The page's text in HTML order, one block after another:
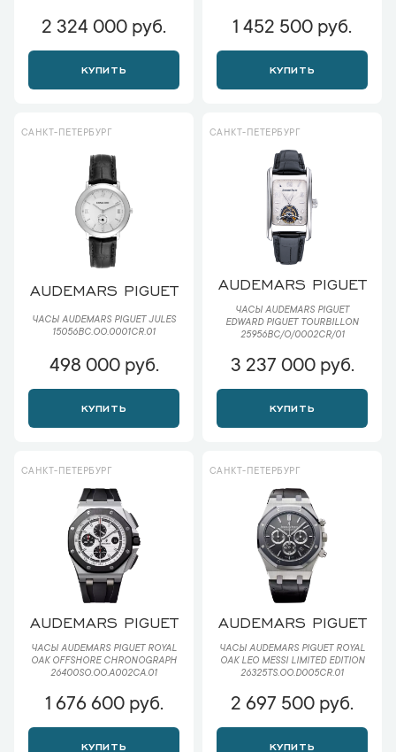
2 324 000 руб.
КУПИТЬ
1 452 500 руб.
КУПИТЬ
САНКТ-ПЕТЕРБУРГ
AUDEMARS PIGUET
ЧАСЫ AUDEMARS PIGUET JULES
15056BC.OO.0001CR.01
498 000 руб.
КУПИТЬ
САНКТ-ПЕТЕРБУРГ
AUDEMARS PIGUET
ЧАСЫ AUDEMARS PIGUET
EDWARD PIGUET TOURBILLON
25956BC/O/0002CR/01
3 237 000 руб.
КУПИТЬ
САНКТ-ПЕТЕРБУРГ
AUDEMARS PIGUET
ЧАСЫ AUDEMARS PIGUET ROYAL
OAK OFFSHORE CHRONOGRAPH
26400SO.OO.A002CA.01
1 676 600 руб.
КУПИТЬ
САНКТ-ПЕТЕРБУРГ
AUDEMARS PIGUET
ЧАСЫ AUDEMARS PIGUET ROYAL
OAK LEO MESSI LIMITED EDITION
26325TS.OO.D005CR.01
2 697 500 руб.
КУПИТЬ